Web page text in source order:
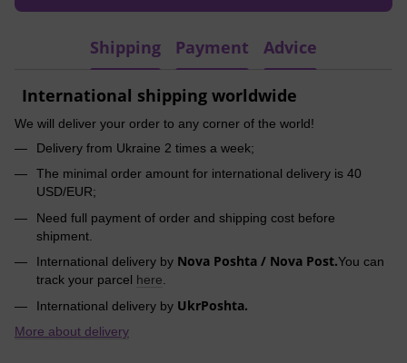
Shipping Payment Advice
International shipping worldwide
We will deliver your order to any corner of the world!
Delivery from Ukraine 2 times a week;
The minimal order amount for international delivery is 40
USD/EUR;
Need full payment of order and shipping cost before
shipment.
International delivery by Nova Poshta / Nova Post.You can
track your parcel here
International delivery by UkrPoshta.
More about delivery